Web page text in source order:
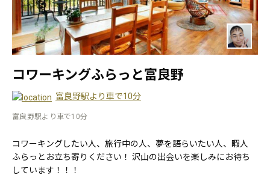
コワーキングふらっと富良野
富良野駅より車で10分
富良野駅より車で10分
コワーキングしたい人、旅行中の人、夢を語らいたい人、暇人
ふらっとお立ち寄りください！ 沢山の出会いを楽しみにお待ち
しています！！！